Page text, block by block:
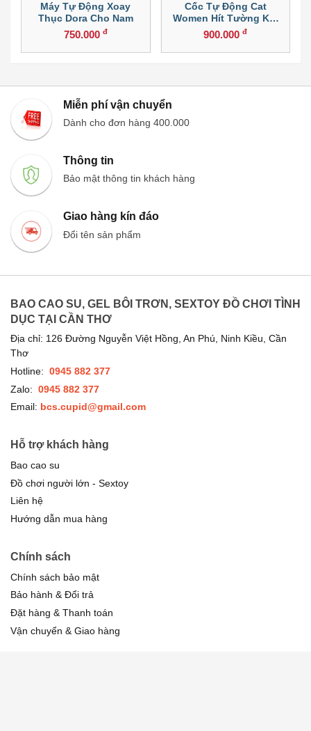
Máy Tự Động Xoay
Thục Dora Cho Nam
750.000đ
Cốc Tự Động Cat
Women Hít Tường Kết
Nối Điện Thoại
900.000đ
Miễn phí vận chuyển
Dành cho đơn hàng 400.000
Thông tin
Bảo mật thông tin khách hàng
Giao hàng kín đáo
Đổi tên sản phẩm
BAO CAO SU, GEL BÔI TRƠN, SEXTOY ĐỒ CHƠI TÌNH
DỤC TẠI CẦN THƠ
Địa chỉ: 126 Đường Nguyễn Việt Hồng, An Phú, Ninh Kiều, Cần
Thơ
Hotline: 0945 882 377
Zalo: 0945 882 377
Email: bcs.cupid@gmail.com
Hỗ trợ khách hàng
Bao cao su
Đồ chơi người lớn - Sextoy
Liên hệ
Hướng dẫn mua hàng
Chính sách
Chính sách bảo mật
Bảo hành & Đổi trả
Đặt hàng & Thanh toán
Vận chuyển & Giao hàng